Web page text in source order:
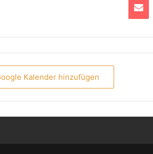
Kalender hinzufügen